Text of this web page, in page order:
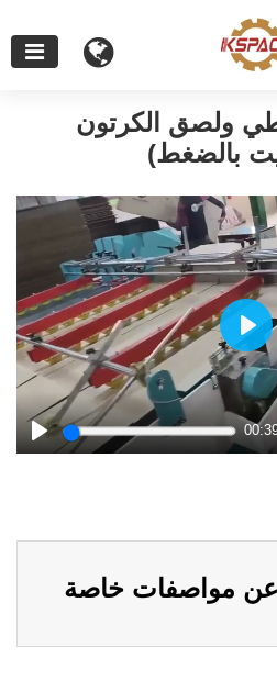
ولصق الكرتون
بالضغط)
Play
Play
عن مواصفات خاصة